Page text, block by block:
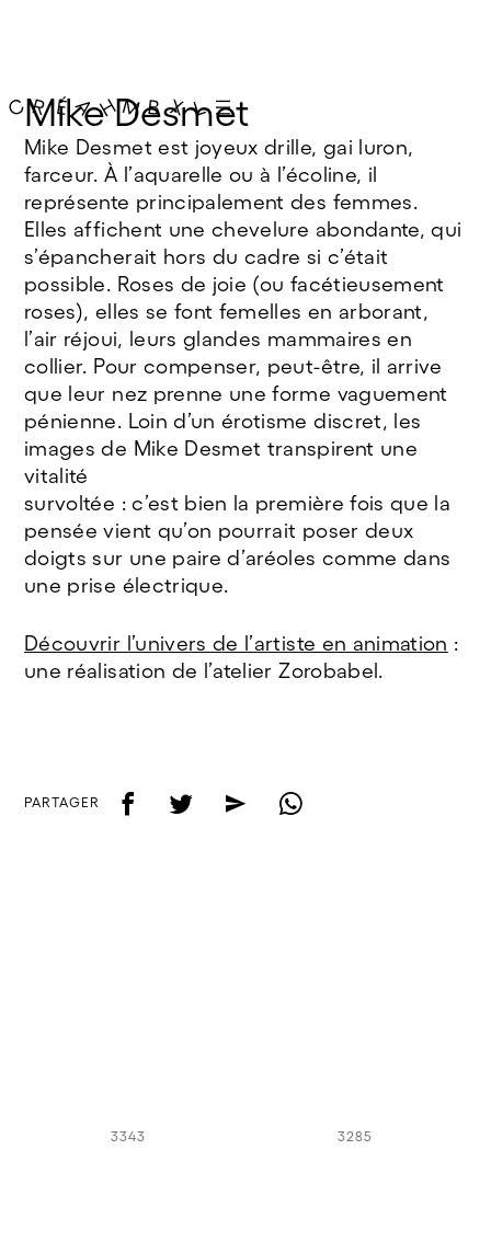
Mike Desmet
Mike Desmet est joyeux drille, gai luron,
farceur. À l’aquarelle ou à l’écoline, il
représente principalement des femmes.
Elles affichent une chevelure abondante, qui
s’épancherait hors du cadre si c’était
possible. Roses de joie (ou facétieusement
roses), elles se font femelles en arborant,
l’air réjoui, leurs glandes mammaires en
collier. Pour compenser, peut-être, il arrive
que leur nez prenne une forme vaguement
pénienne. Loin d’un érotisme discret, les
images de Mike Desmet transpirent une
vitalité
survoltée : c’est bien la première fois que la
pensée vient qu’on pourrait poser deux
doigts sur une paire d’aréoles comme dans
une prise électrique.
Découvrir l’univers de l’artiste en animation :
une réalisation de l’atelier Zorobabel.
PARTAGER f t e w
3343 3285